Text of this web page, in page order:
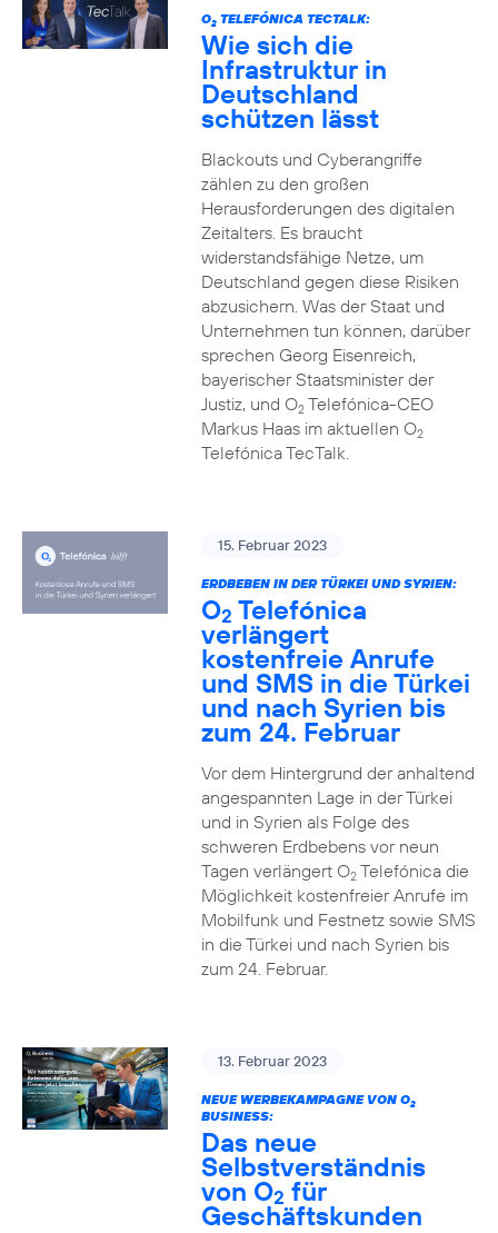
O2TELEFÓNICA TECTALK:
Wie sich die
Infrastruktur in
Deutschland
schützen lässt
Blackouts und Cyberangriffe
zählen zu den großen
Herausforderungen des digitalen
Zeitalters. Es braucht
widerstandsfähige Netze, um
Deutschland gegen diese Risiken
abzusichern. Was der Staat und
Unternehmen tun können, darüber
sprechen Georg Eisenreich,
bayerischer Staatsminister der
Justiz, und O2Telefónica-CEO
Markus Haas im aktuellen O2
Telefónica TecTalk.
15. Februar 2023
ERDBEBEN IN DER TÜRKEI UND SYRIEN:
O2 Telefónica
verlängert
kostenfreie Anrufe
und SMS in die Türkei
und nach Syrien bis
zum 24. Februar
Vor dem Hintergrund der anhaltend
angespannten Lage in der Türkei
und in Syrien als Folge des
schweren Erdbebens vor neun
Tagen verlängert O2Telefónica die
Möglichkeit kostenfreier Anrufe im
Mobilfunk und Festnetz sowie SMS
in die Türkei und nach Syrien bis
zum 24. Februar.
13. Februar 2023
NEUE WERBEKAMPAGNE VON O2
BUSINESS:
Das neue
Selbstverständnis
von O2 für
Geschäftskunden